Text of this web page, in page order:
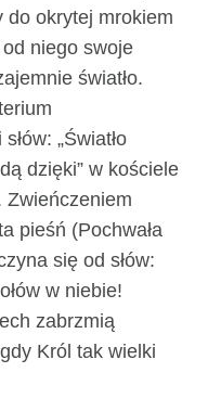
do okrytej mrokiem
niego swoje
światło.
„Światło
dzięki” w kościele
Zwieńczeniem
pieśń (Pochwała
się od słów:
w niebie!
zabrzmią
Król tak wielki